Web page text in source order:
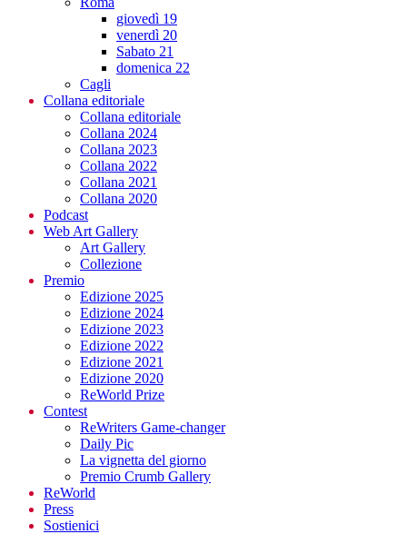
giovedì 19
venerdì 20
Sabato 21
domenica 22
Cagli
Collana editoriale
Collana editoriale
Collana 2024
Collana 2023
Collana 2022
Collana 2021
Collana 2020
Podcast
Web Art Gallery
Art Gallery
Collezione
Premio
Edizione 2025
Edizione 2024
Edizione 2023
Edizione 2022
Edizione 2021
Edizione 2020
ReWorld Prize
Contest
ReWriters Game-changer
Daily Pic
La vignetta del giorno
Premio Crumb Gallery
ReWorld
Press
Sostienici